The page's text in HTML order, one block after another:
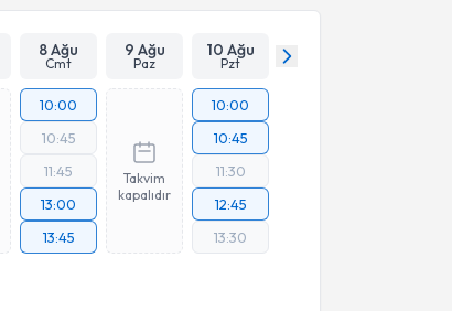
8 Ağu
Cmt
9 Ağu
Paz
10 Ağu
Pzt
10:00
10:45
11:45
13:00
13:45
Takvim
kapalıdır
10:00
10:45
11:30
12:45
13:30